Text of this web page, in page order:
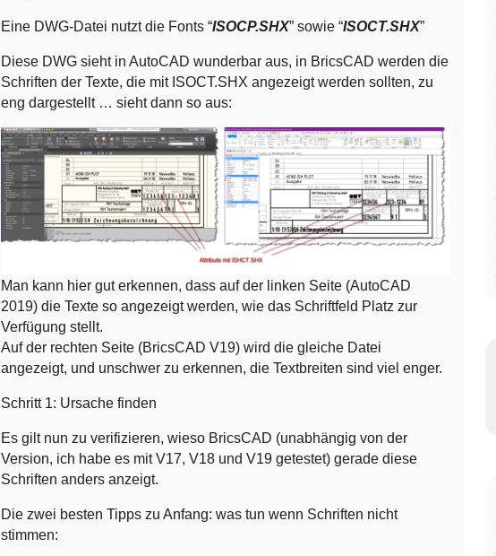
Eine DWG-Datei nutzt die Fonts “ISOCP.SHX” sowie “ISOCT.SHX”
Diese DWG sieht in AutoCAD wunderbar aus, in BricsCAD werden die
Schriften der Texte, die mit ISOCT.SHX angezeigt werden sollten, zu
eng dargestellt … sieht dann so aus:
Man kann hier gut erkennen, dass auf der linken Seite (AutoCAD
2019) die Texte so angezeigt werden, wie das Schriftfeld Platz zur
Verfügung stellt.
Auf der rechten Seite (BricsCAD V19) wird die gleiche Datei
angezeigt, und unschwer zu erkennen, die Textbreiten sind viel enger.
Schritt 1: Ursache finden
Es gilt nun zu verifizieren, wieso BricsCAD (unabhängig von der
Version, ich habe es mit V17, V18 und V19 getestet) gerade diese
Schriften anders anzeigt.
Die zwei besten Tipps zu Anfang: was tun wenn Schriften nicht
stimmen: